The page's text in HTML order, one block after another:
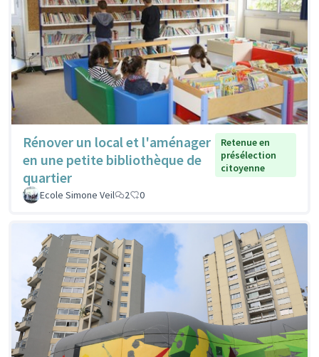
Rénover un local et l'aménager
en une petite bibliothèque de
quartier
Retenue en
présélection
citoyenne
Ecole Simone Veil 2 0